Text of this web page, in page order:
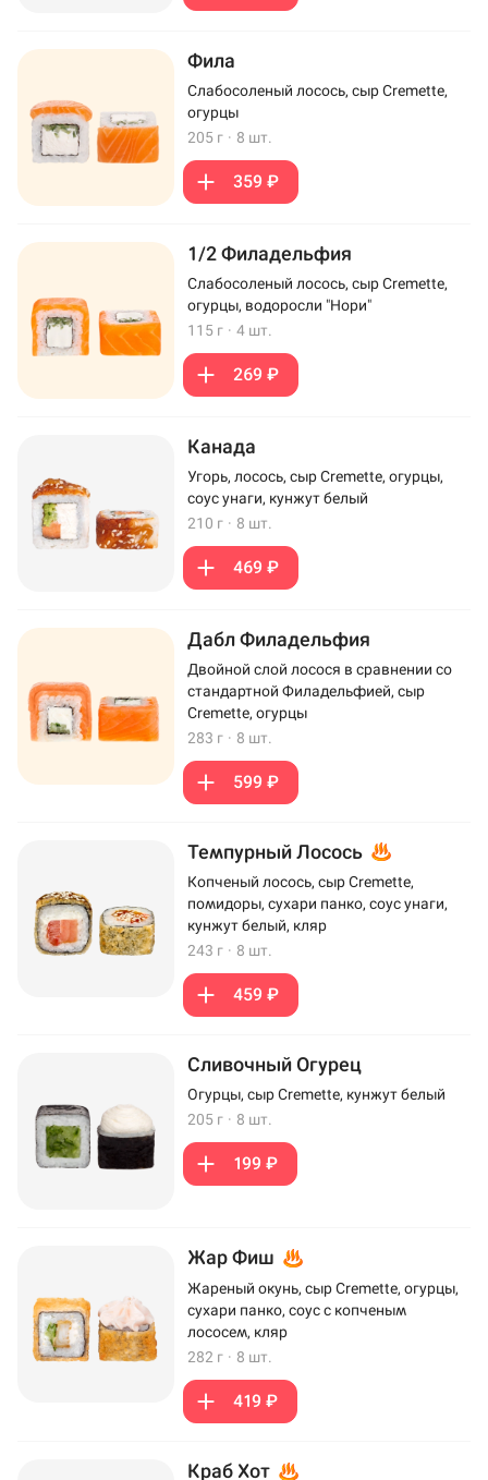
Фила
Слабосоленый лосось, сыр Cremette,
огурцы
205 г · 8 шт.
359 ₽
1/2 Филадельфия
Слабосоленый лосось, сыр Cremette,
огурцы, водоросли "Нори"
115 г · 4 шт.
269 ₽
Канада
Угорь, лосось, сыр Cremette, огурцы,
соус унаги, кунжут белый
210 г · 8 шт.
469 ₽
Дабл Филадельфия
Двойной слой лосося в сравнении со
стандартной Филадельфией, сыр
Cremette, огурцы
283 г · 8 шт.
599 ₽
Темпурный Лосось
Копченый лосось, сыр Cremette,
помидоры, сухари панко, соус унаги,
кунжут белый, кляр
243 г · 8 шт.
459 ₽
Сливочный Огурец
Огурцы, сыр Cremette, кунжут белый
205 г · 8 шт.
199 ₽
Жар Фиш
Жареный окунь, сыр Cremette, огурцы,
сухари панко, соус с копченым
лососем, кляр
282 г · 8 шт.
419 ₽
Краб Хот